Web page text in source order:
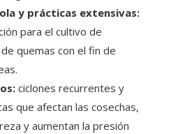
y prácticas extensivas:
para el cultivo de
quemas con el fin de
ciclones recurrentes y
que afectan las cosechas,
y aumentan la presión